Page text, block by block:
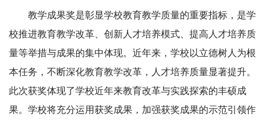
教学成果奖是彰显学校教育教学质量的重要指标，是学
校推进教育教学改革、创新人才培养模式、提高人才培养质
量等举措与成果的集中体现。近年来，学校以立德树人为根
本任务，不断深化教育教学改革，人才培养质量显著提升。
此次获奖体现了学校近年来教育改革与实践探索的丰硕成
果。学校将充分运用获奖成果，加强获奖成果的示范引领作